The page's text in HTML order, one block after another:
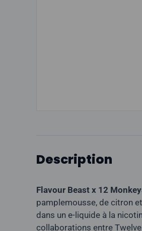
Description
Flavour Beast x 12
pamplemousse, de citron
dans un e-liquide à la
collaborations entre